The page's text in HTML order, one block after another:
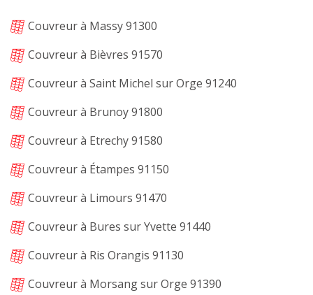
Couvreur à Massy 91300
Couvreur à Bièvres 91570
Couvreur à Saint Michel sur Orge 91240
Couvreur à Brunoy 91800
Couvreur à Etrechy 91580
Couvreur à Étampes 91150
Couvreur à Limours 91470
Couvreur à Bures sur Yvette 91440
Couvreur à Ris Orangis 91130
Couvreur à Morsang sur Orge 91390